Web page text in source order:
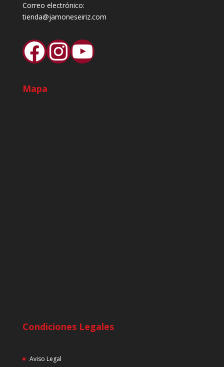
Correo electrónico:
tienda@jamoneseiriz.com
Facebook
Instagram
YouTube
Mapa
Condiciones Legales
Aviso Legal